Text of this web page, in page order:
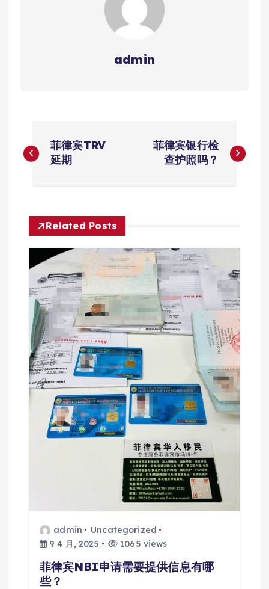
admin
章
航
菲律宾TRV
延期
菲律宾银行检
查护照吗？
Related Posts
admin
Uncategorized
9 4 月, 2025
1065 views
菲律宾NBI申请需要提供信息有哪
些？